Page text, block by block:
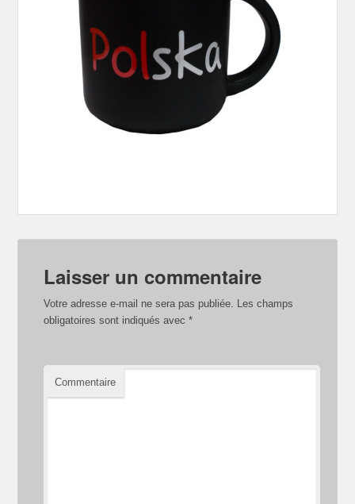
Laisser un commentaire
Votre adresse e-mail ne sera pas publiée.
Les champs
obligatoires sont indiqués avec*
Commentaire